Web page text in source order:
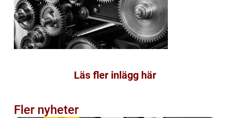
Läs fler inlägg här
Fler nyheter